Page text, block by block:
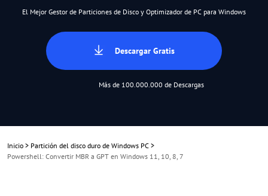
El Mejor Gestor de Particiones de Disco y Optimizador de PC para Windows
Descargar Gratis
Más de 100.000.000 de Descargas
Inicio > Partición del disco duro de Windows PC >
Powershell: Convertir MBR a GPT en Windows 11, 10, 8, 7